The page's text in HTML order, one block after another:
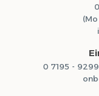
0 7195 -